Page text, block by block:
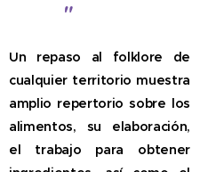
"
Un repaso al folklore de
cualquier territorio muestra
amplio repertorio sobre los
alimentos, su elaboración,
el trabajo para obtener